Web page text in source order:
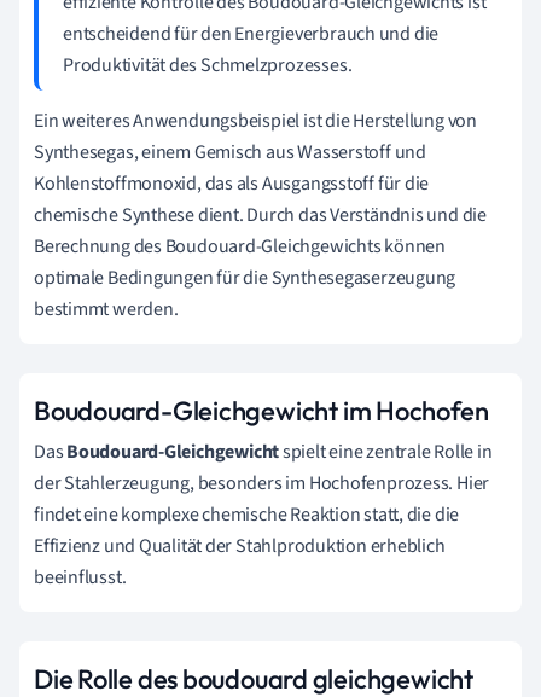
entscheidend für den Energieverbrauch und die
Produktivität des Schmelzprozesses.
Ein weiteres Anwendungsbeispiel ist die Herstellung von
Synthesegas, einem Gemisch aus Wasserstoff und
Kohlenstoffmonoxid, das als Ausgangsstoff für die
chemische Synthese dient. Durch das Verständnis und die
Berechnung des Boudouard-Gleichgewichts können
optimale Bedingungen für die Synthesegaserzeugung
bestimmt werden.
Boudouard-Gleichgewicht im Hochofen
DasBoudouard-Gleichgewichtspielt eine zentrale Rolle in
der Stahlerzeugung, besonders im Hochofenprozess. Hier
findet eine komplexe chemische Reaktion statt, die die
Effizienz und Qualität der Stahlproduktion erheblich
beeinflusst.
Die Rolle des boudouard gleichgewicht